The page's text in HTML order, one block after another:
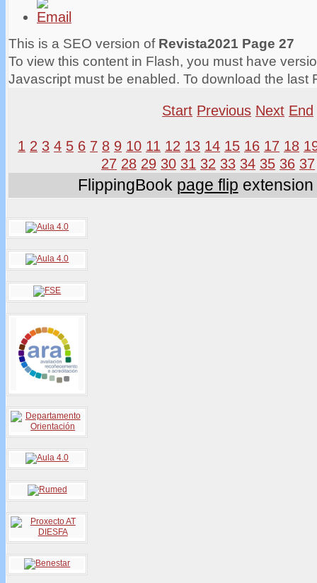
This is a SEO version of Revista2021 Page 27
To view this content in Flash, you must have
Javascript must be enabled. To download the last
Start Previous Next End
1 2 3 4 5 6 7 8 9 10 11 12 13 14 15 16 17 18
27 28 29 30 31 32 33 34 35 36 37
FlippingBook page flip